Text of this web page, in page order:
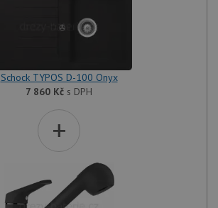
Schock TYPOS D-100 Onyx
7 860 Kč s DPH
+